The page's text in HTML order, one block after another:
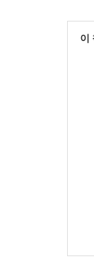
하는
자신
원천
“복
결정
때문
자체
“전문
이